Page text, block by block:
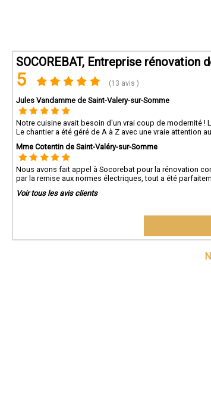
SOCOREBAT, Entreprise
5 (13 avis )
Jules Vandamme de Saint-Valery-sur-Somme
Notre cuisine avait besoin d'un vrai coup de modernité !
Le chantier a été géré de A à Z avec une vraie attention
Mme Cotentin de Saint-Valéry-sur-Somme
Nous avons fait appel à Socorebat pour la rénovation
par la remise aux normes électriques, tout a été
Voir tous les avis clients